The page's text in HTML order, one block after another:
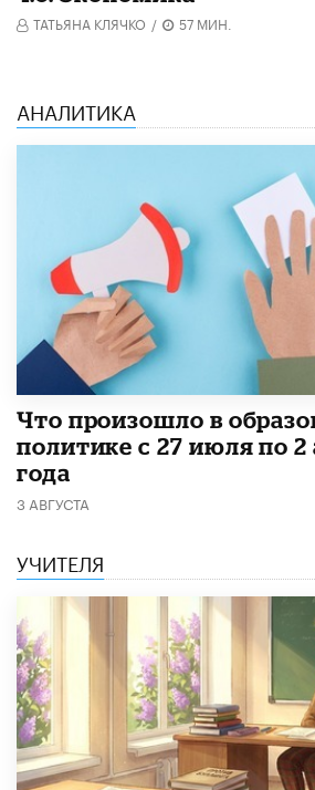
ТАТЬЯНА КЛЯЧКО / 57 МИН.
АНАЛИТИКА
​Что произошло в
политике с 27 июля по 2
года
3 АВГУСТА
УЧИТЕЛЯ